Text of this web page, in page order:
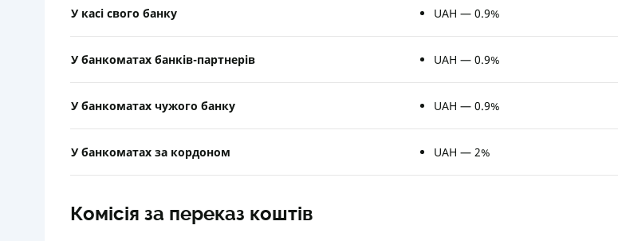
У касі свого банку UAH — 0.9%
У банкоматах банків-партнерів UAH — 0.9%
У банкоматах чужого банку UAH — 0.9%
У банкоматах за кордоном UAH — 2%
Комісія за переказ коштів